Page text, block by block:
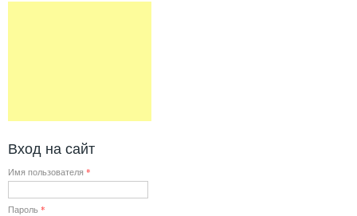
Вход на сайт
Имя пользователя *
Пароль *